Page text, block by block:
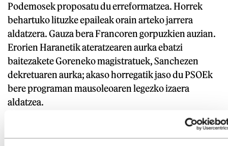
Podemosek proposatu du erreformatzea. Horrek
behartuko lituzke epaileak orain arteko jarrera
aldatzera. Gauza bera Francoren gorpuzkien auzian.
Erorien Haranetik ateratzearen aurka ebatzi
baitezakete Goreneko magistratuek, Sanchezen
dekretuaren aurka; akaso horregatik jaso du PSOEk
bere programan mausoleoaren legezko izaera
aldatzea.
Auzitan dago frankismoa. Eta lurpean, ustelduta,